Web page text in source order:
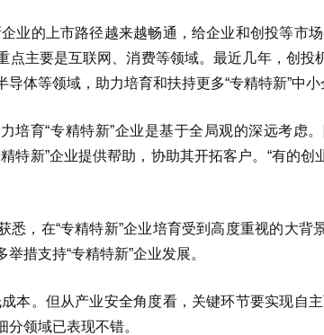
业的上市路径越来越畅通，给企业和创投等市
点主要是互联网、消费等领域。最近几年，创投
体等领域，助力培育和扶持更多“专精特新”中小
培育“专精特新”企业是基于全局观的深远考虑
精特新”企业提供帮助，协助其开拓客户。“有的
悉，在“专精特新”企业培育受到高度重视的大背
措支持“专精特新”企业发展。
本。但从产业安全角度看，关键环节要实现自
领域已表现不错。